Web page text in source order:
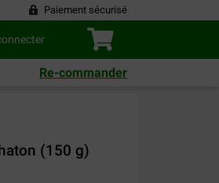
Paiement sécurisé
Re-commander
(150 g)